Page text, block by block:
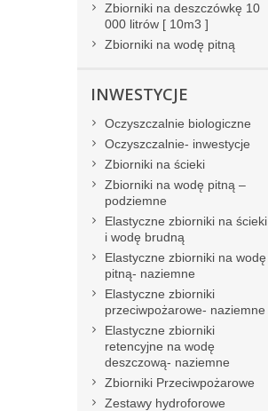
Zbiorniki na deszczówkę 10
000 litrów [ 10m3 ]
Zbiorniki na wodę pitną
INWESTYCJE
Oczyszczalnie biologiczne
Oczyszczalnie- inwestycje
Zbiorniki na ścieki
Zbiorniki na wodę pitną –
podziemne
Elastyczne zbiorniki na ścieki
i wodę brudną
Elastyczne zbiorniki na wodę
pitną- naziemne
Elastyczne zbiorniki
przeciwpożarowe- naziemne
Elastyczne zbiorniki
retencyjne na wodę
deszczową- naziemne
Zbiorniki Przeciwpożarowe
Zestawy hydroforowe